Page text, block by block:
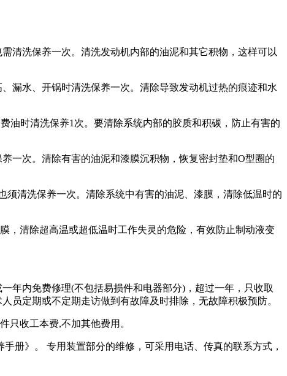
清洗保养一次。清洗发动机内部的油泥和其它积物，这样可以
漏水、开锅时清洗保养一次。清除导致发动机过热的痕迹和水
油时清洗保养1次。要清除系统内部的胶质和积碳，防止有害的
一次。清除有害的油泥和漆膜沉积物，恢复密封垫和O型圈的
须清洗保养一次。清除系统中有害的油泥、漆膜，清除低温时的
，清除超高温或超低温时工作失灵的危险，有效防止制动液变
年内免费修理(不包括易损件和电器部分)，超过一年，只收取
员定期或不定期走访做到有故障及时排除，无故障积极预防。
只收工本费,不加其他费用。
册》。 专用装置部分的维修，可采用电话、传真的联系方式，